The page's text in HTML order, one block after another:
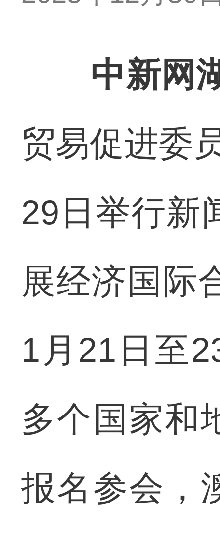
中新网
贸易促进委
29日举行新
展经济国际
1月21日至
多个国家和
报名参会，